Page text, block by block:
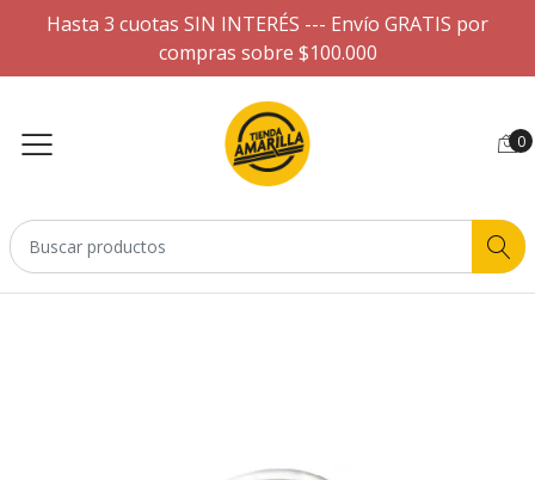
Hasta 3 cuotas SIN INTERÉS --- Envío GRATIS por
compras sobre $100.000
0